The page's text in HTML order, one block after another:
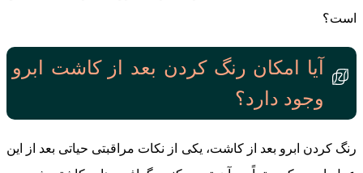
است؟
آیا امکان رنگ کردن بعد از کاشت ابرو
وجود دارد؟
رنگ کردن ابرو بعد از کاشت، یکی از نکات مراقبتی حیاتی بعد از این